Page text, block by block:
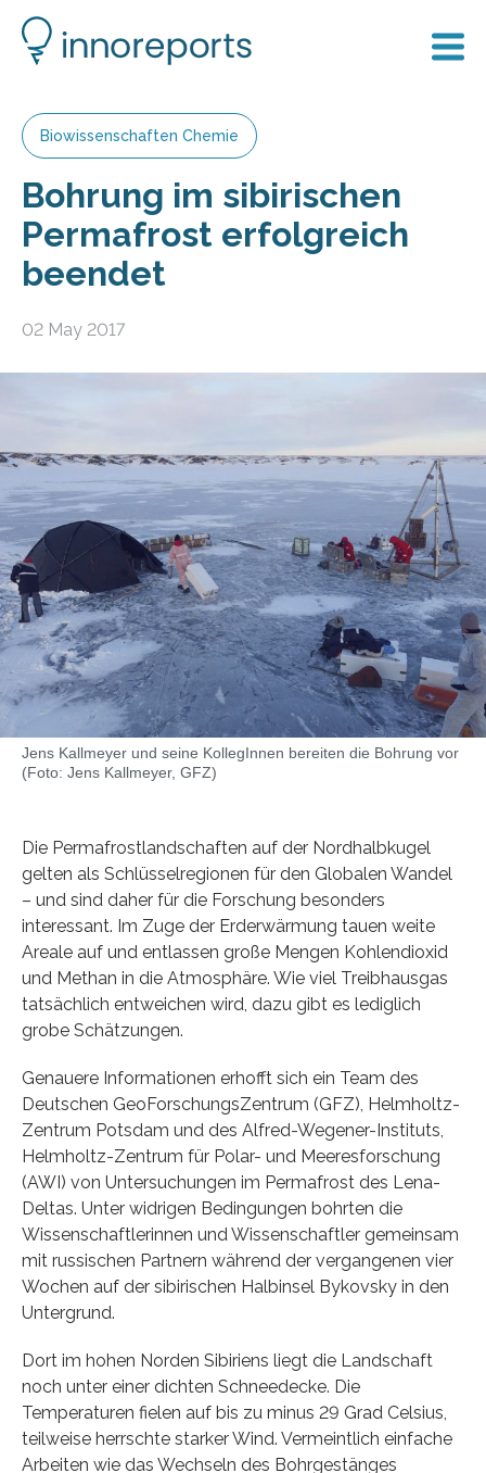
Biowissenschaften Chemie
Bohrung im sibirischen
Permafrost erfolgreich
beendet
02 May 2017
Jens Kallmeyer und seine KollegInnen bereiten die Bohrung vor
(Foto: Jens Kallmeyer, GFZ)
Die Permafrostlandschaften auf der Nordhalbkugel
gelten als Schlüsselregionen für den Globalen Wandel
– und sind daher für die Forschung besonders
interessant. Im Zuge der Erderwärmung tauen weite
Areale auf und entlassen große Mengen Kohlendioxid
und Methan in die Atmosphäre. Wie viel Treibhausgas
tatsächlich entweichen wird, dazu gibt es lediglich
grobe Schätzungen.
Genauere Informationen erhofft sich ein Team des
Deutschen GeoForschungsZentrum (GFZ), Helmholtz-
Zentrum Potsdam und des Alfred-Wegener-Instituts,
Helmholtz-Zentrum für Polar- und Meeresforschung
(AWI) von Untersuchungen im Permafrost des Lena-
Deltas. Unter widrigen Bedingungen bohrten die
Wissenschaftlerinnen und Wissenschaftler gemeinsam
mit russischen Partnern während der vergangenen vier
Wochen auf der sibirischen Halbinsel Bykovsky in den
Untergrund.
Dort im hohen Norden Sibiriens liegt die Landschaft
noch unter einer dichten Schneedecke. Die
Temperaturen fielen auf bis zu minus 29 Grad Celsius,
teilweise herrschte starker Wind. Vermeintlich einfache
Arbeiten wie das Wechseln des Bohrgestänges